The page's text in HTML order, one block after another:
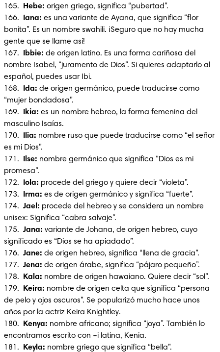
165. Hebe: origen griego, significa “pubertad”.
166.
Iana: es una variante de Ayana, que significa “flor
bonita”. Es un nombre swahili. ¡Seguro que no hay mucha
gente que se llame así!
167.
Ibbie: de origen latino. Es una forma cariñosa del
nombre Isabel, “juramento de Dios”. Si quieres adaptarlo al
español, puedes usar Ibi.
168.
Ida: de origen germánico, puede traducirse como
“mujer bondadosa”.
169.
Ikia: es un nombre hebreo, la forma femenina del
masculino Isaías.
170.
Ilia: nombre ruso que puede traducirse como “el señor
es mi Dios”.
171.
Ilse: nombre germánico que significa “Dios es mi
promesa”.
172.
Iola: procede del griego y quiere decir “violeta”.
173.
Irma: es de origen germánico y significa “fuerte”.
174. Jael: procede del hebreo y se considera un nombre
unisex: Significa “cabra salvaje”.
175. Jana: variante de Johana, de origen hebreo, cuyo
significado es “Dios se ha apiadado”.
176. Jane: de origen hebreo, significa “llena de gracia”.
177. Jena: de origen árabe, significa “pájaro pequeño”.
178.
Kala: nombre de origen hawaiano. Quiere decir “sol”.
179.
Keira: nombre de origen celta que significa “persona
de pelo y ojos oscuros”. Se popularizó mucho hace unos
años por la actriz Keira Knightley.
180.
Kenya: nombre africano; significa “joya”. También lo
encontramos escrito con –i latina, Kenia.
181.
Keyla: nombre griego que significa “bella”.